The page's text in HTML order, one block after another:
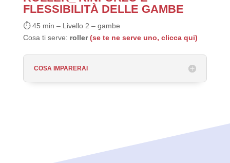
FLESSIBILITÀ DELLE GAMBE
⏱ 45 min – Livello 2 – gambe
Cosa ti serve: roller(se te ne serve uno, clicca qui)
COSA IMPARERAI